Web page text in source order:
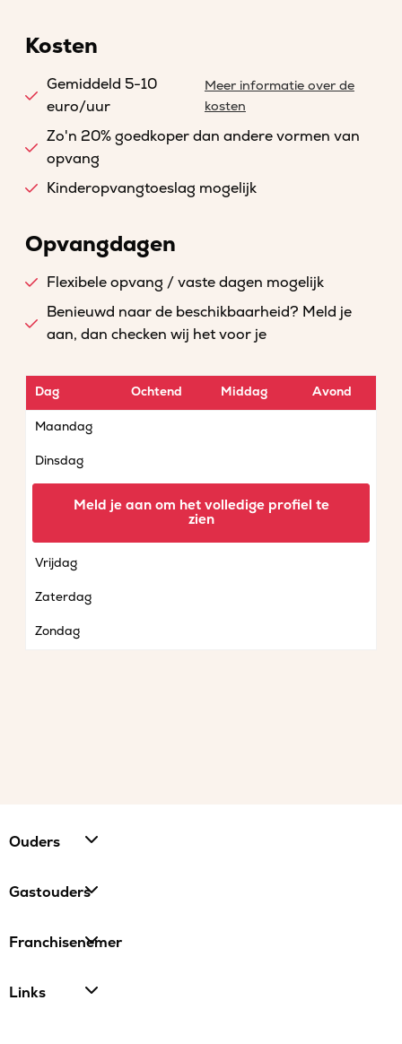
Kosten
Gemiddeld 5-10
euro/uur
Meer informatie over de
kosten
Zo'n 20% goedkoper dan andere vormen van
opvang
Kinderopvangtoeslag mogelijk
Opvangdagen
Flexibele opvang / vaste dagen mogelijk
Benieuwd naar de beschikbaarheid? Meld je
aan, dan checken wij het voor je
Dag Ochtend Middag Avond
Maandag
Dinsdag
Vrijdag
Zaterdag
Zondag
Meld je aan om het volledige profiel te
zien
Ouders
Gastouders
Franchisenemer
Links